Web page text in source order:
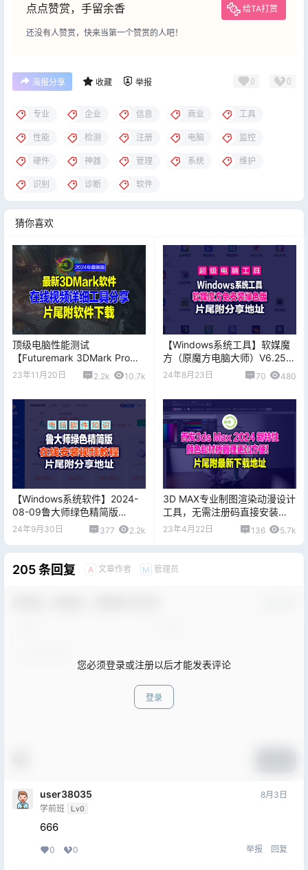
点点赞赏，手留余香 给TA打赏
还没有人赞赏，快来当第一个赞赏的人吧！
海报分享 收藏 举报 0 0
专业 企业 信息 商业 工具
性能 检测 注册 电脑 监控
硬件 神器 管理 系统 维护
识别 诊断 软件
猜你喜欢
顶级电脑性能测试
【Futuremark 3DMark Pro
2.27.8177 (x64) 多语言+注册
机 】片尾附下载地址
23年11月20日 2.2k 10.7k
【Windows系统工具】软媒魔
方（原魔方电脑大师）V6.25去
广告、绿色版免安装
24年8月23日 70 480
【Windows系统软件】2024-
08-09鲁大师绿色精简版
6.1024.4050.809单文件版，
24年9月30日 377 2.2k
3D MAX专业制图渲染动漫设计
工具，无需注册码直接安装
版，片尾附下载地址
23年4月22日 136 5.7k
205 条回复 A 文章作者 M 管理员
您必须登录或注册以后才能发表评论
登录
user38035
学前班 Lv0
8月3日
666
0 0 举报 回复